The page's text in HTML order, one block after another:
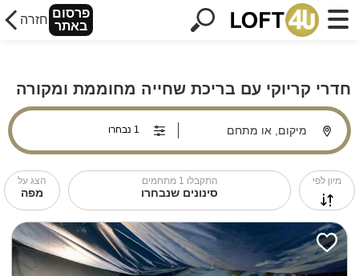
פרסום
באתר חזרה
חדרי קריוקי עם בריכת שחייה מחוממת ומקורה
מיקום, או מתחם
מיון לפי התקבלו 1 מתחמים
סינונים שנבחרו
הצג על
מפה